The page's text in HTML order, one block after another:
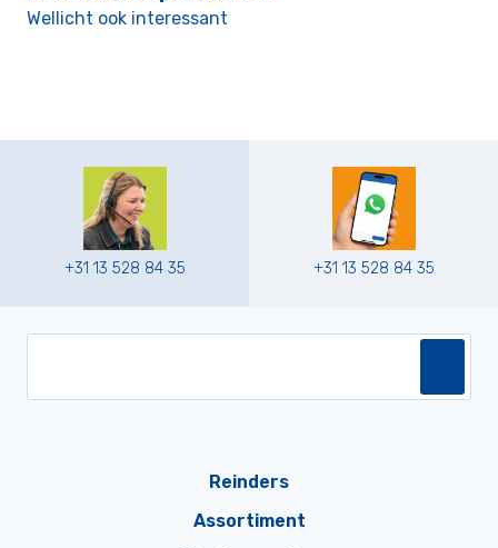
Wellicht ook interessant
+31 13 528 84 35 +31 13 528 84 35
Reinders
Assortiment